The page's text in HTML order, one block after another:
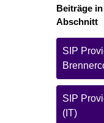
Beiträge
Abschnitt
SIP
SIP
(IT)